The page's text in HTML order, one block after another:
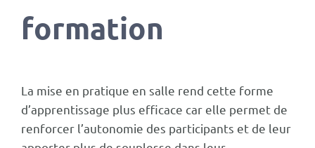
formation
La mise en pratique en salle rend cette forme
d’apprentissage plus efficace car elle permet de
renforcer l’autonomie des participants et de leur